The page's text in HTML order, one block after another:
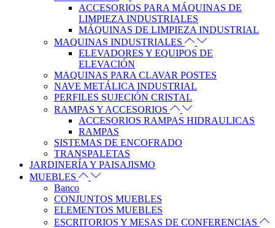
ACCESORIOS PARA MÁQUINAS DE
LIMPIEZA INDUSTRIALES
MÁQUINAS DE LIMPIEZA INDUSTRIAL
MAQUINAS INDUSTRIALES
ELEVADORES Y EQUIPOS DE
ELEVACIÓN
MAQUINAS PARA CLAVAR POSTES
NAVE METÁLICA INDUSTRIAL
PERFILES SUJECIÓN CRISTAL
RAMPAS Y ACCESORIOS
ACCESORIOS RAMPAS HIDRAULICAS
RAMPAS
SISTEMAS DE ENCOFRADO
TRANSPALETAS
JARDINERÍA Y PAISAJISMO
MUEBLES
Banco
CONJUNTOS MUEBLES
ELEMENTOS MUEBLES
ESCRITORIOS Y MESAS DE CONFERENCIAS